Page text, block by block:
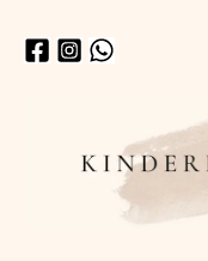
naar